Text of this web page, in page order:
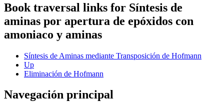
Book traversal links for Síntesis de
aminas por apertura de epóxidos con
amoniaco y aminas
Síntesis de Aminas mediante Transposición de Hofmann
Up
Eliminación de Hofmann
Navegación principal